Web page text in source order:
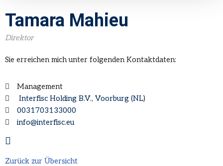
Tamara Mahieu
Direktor
Sie erreichen mich unter folgenden Kontaktdaten:
Management
Interfisc Holding B.V., Voorburg (NL)
0031703133000
info@interfisc.eu
Zurück zur Übersicht